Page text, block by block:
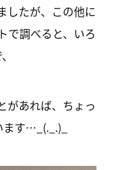
したが、この他に
で調べると、いろ
があれば、ちょっ
す…_(._.)_